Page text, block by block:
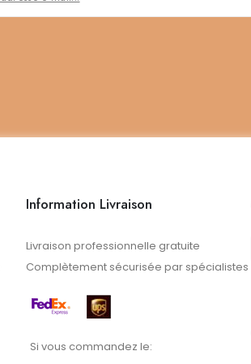
Information Livraison
Livraison professionnelle gratuite
Complètement sécurisée par spécialistes
Si vous commandez le: